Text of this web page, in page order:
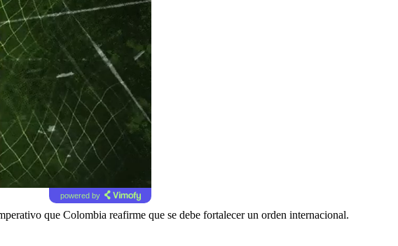
powered by
que Colombia reafirme que se debe fortalecer un orden internacional.